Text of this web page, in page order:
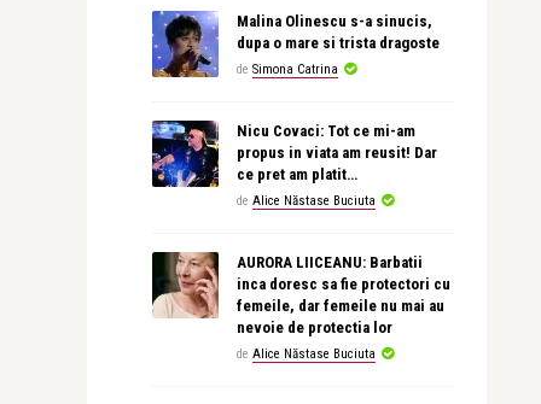
Malina Olinescu s-a sinucis,
dupa o mare si trista dragoste
de Simona Catrina
Nicu Covaci: Tot ce mi-am
propus in viata am reusit! Dar
ce pret am platit…
de Alice Năstase Buciuta
AURORA LIICEANU: Barbatii
inca doresc sa fie protectori cu
femeile, dar femeile nu mai au
nevoie de protectia lor
de Alice Năstase Buciuta